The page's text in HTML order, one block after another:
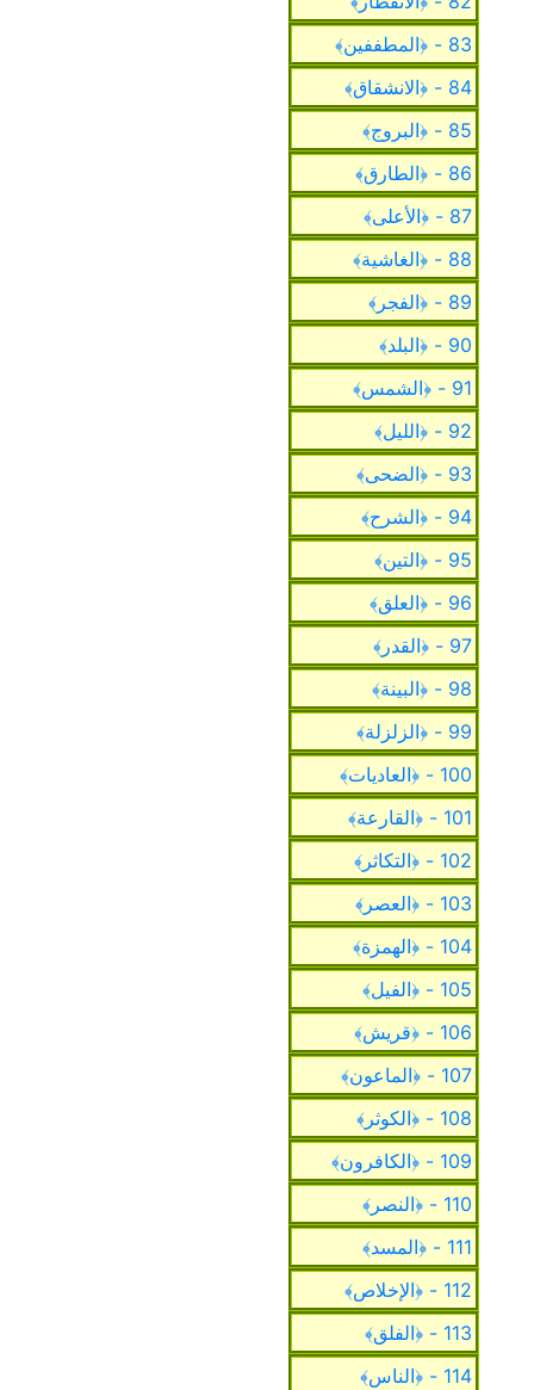
83 - ﴿المطففين﴾
84 - ﴿الانشقاق﴾
85 - ﴿البروج﴾
86 - ﴿الطارق﴾
87 - ﴿الأعلى﴾
88 - ﴿الغاشية﴾
89 - ﴿الفجر﴾
90 - ﴿البلد﴾
91 - ﴿الشمس﴾
92 - ﴿الليل﴾
93 - ﴿الضحى﴾
94 - ﴿الشرح﴾
95 - ﴿التين﴾
96 - ﴿العلق﴾
97 - ﴿القدر﴾
98 - ﴿البينة﴾
99 - ﴿الزلزلة﴾
100 - ﴿العاديات﴾
101 - ﴿القارعة﴾
102 - ﴿التكاثر﴾
103 - ﴿العصر﴾
104 - ﴿الهمزة﴾
105 - ﴿الفيل﴾
106 - ﴿قريش﴾
107 - ﴿الماعون﴾
108 - ﴿الكوثر﴾
109 - ﴿الكافرون﴾
110 - ﴿النصر﴾
111 - ﴿المسد﴾
112 - ﴿الإخلاص﴾
113 - ﴿الفلق﴾
114 - ﴿الناس﴾